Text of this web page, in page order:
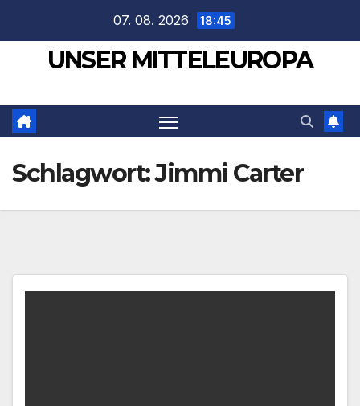
springen
07. 08. 2026 18:45
UNSER MITTELEUROPA
Schlagwort:Jimmi Carter